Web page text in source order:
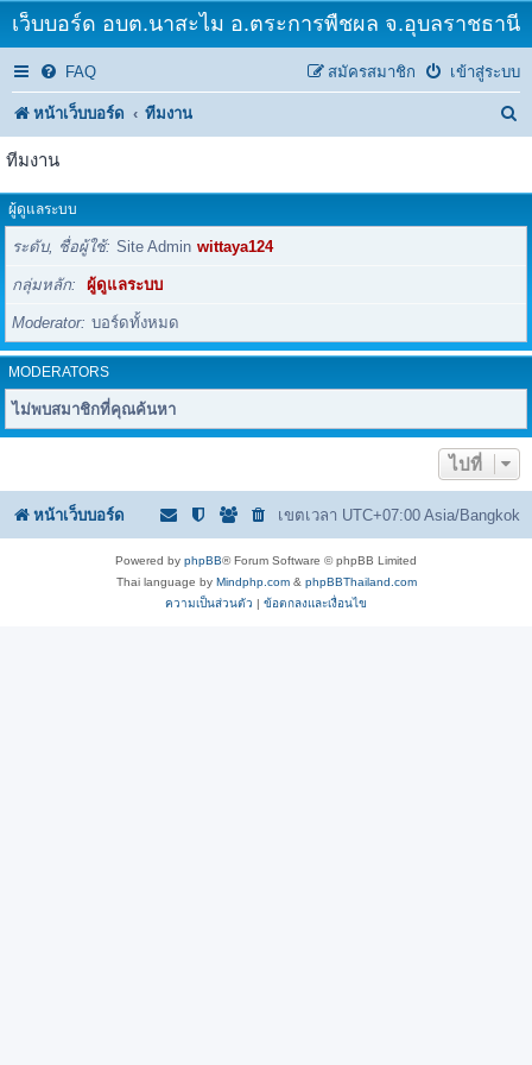
เว็บบอร์ด อบต.นาสะไม อ.ตระการพืชผล จ.อุบลราชธานี
FAQ เข้าสู่ระบบ
สมัครสมาชิก
หน้าเว็บบอร์ด ทีมงาน
ทีมงาน
ผู้ดูแลระบบ
ระดับ, ชื่อผู้ใช้ Site Admin wittaya124
กลุ่มหลัก ผู้ดูแลระบบ
Moderator บอร์ดทั้งหมด
MODERATORS
ไม่พบสมาชิกที่คุณค้นหา
ไปที่
หน้าเว็บบอร์ด เขตเวลา UTC+07:00 Asia/Bangkok
Powered by phpBB® Forum Software © phpBB Limited
Thai language by Mindphp.com& phpBBThailand.com
ความเป็นส่วนตัว | ข้อตกลงและเงื่อนไข